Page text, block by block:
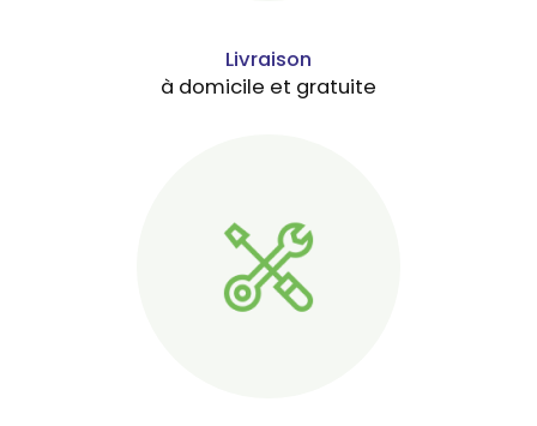
Livraison
à domicile et gratuite